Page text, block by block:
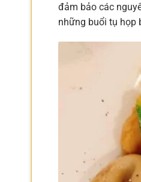
đảm bảo các
những buổi tụ họp